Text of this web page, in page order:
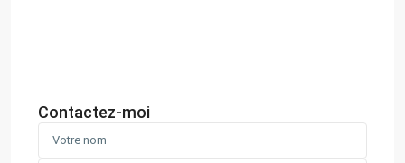
Contactez-moi